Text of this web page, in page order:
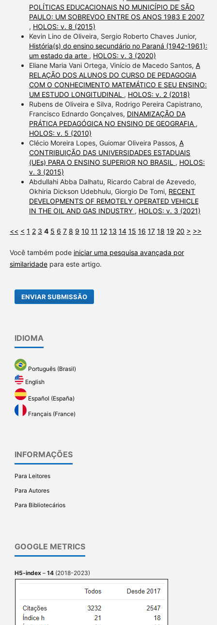
POLÍTICAS EDUCACIONAIS NO MUNICÍPIO DE SÃO
PAULO: UM SOBREVOO ENTRE OS ANOS 1983 E 2007
, HOLOS: v. 8 (2015)
Kevin Lino de Oliveira, Sergio Roberto Chaves Junior,
História(s) do ensino secundário no Paraná (1942-1961):
um estado da arte , HOLOS: v. 3 (2020)
Eliane Maria Vani Ortega, Vinício de Macedo Santos, A
RELAÇÃO DOS ALUNOS DO CURSO DE PEDAGOGIA
COM O CONHECIMENTO MATEMÁTICO E SEU ENSINO:
UM ESTUDO LONGITUDINAL , HOLOS: v. 2 (2018)
Rubens de Oliveira e Silva, Rodrigo Pereira Capistrano,
Francisco Ednardo Gonçalves, DINAMIZAÇÃO DA
PRÁTICA PEDAGÓGICA NO ENSINO DE GEOGRAFIA ,
HOLOS: v. 5 (2010)
Clécio Moreira Lopes, Guiomar Oliveira Passos, A
CONTRIBUIÇÃO DAS UNIVERSIDADES ESTADUAIS
(UEs) PARA O ENSINO SUPERIOR NO BRASIL , HOLOS:
v. 3 (2015)
Abdullahi Abba Dalhatu, Ricardo Cabral de Azevedo,
Okhiria Dickson Udebhulu, Giorgio De Tomi, RECENT
DEVELOPMENTS OF REMOTELY OPERATED VEHICLE
IN THE OIL AND GAS INDUSTRY , HOLOS: v. 3 (2021)
<< < 1 2 3 4 5 6 7 8 9 10 11 12 13 14 15 16 17 18 19 20 > >>
Você também pode iniciar uma pesquisa avançada por
similaridadepara este artigo.
ENVIAR SUBMISSÃO
IDIOMA
Português (Brasil)
English
Español (España)
Français (France)
INFORMAÇÕES
Para Leitores
Para Autores
Para Bibliotecários
GOOGLE METRICS
H5-index – 14 (2018-2023)